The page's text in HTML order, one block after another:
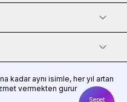
Sepet
kadar aynı isimle, her yıl artan
vermekten gurur